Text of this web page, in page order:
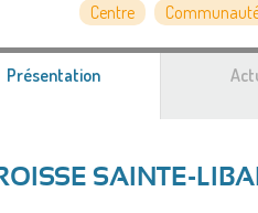
Centre
Présentation(onglet
SAINTE-